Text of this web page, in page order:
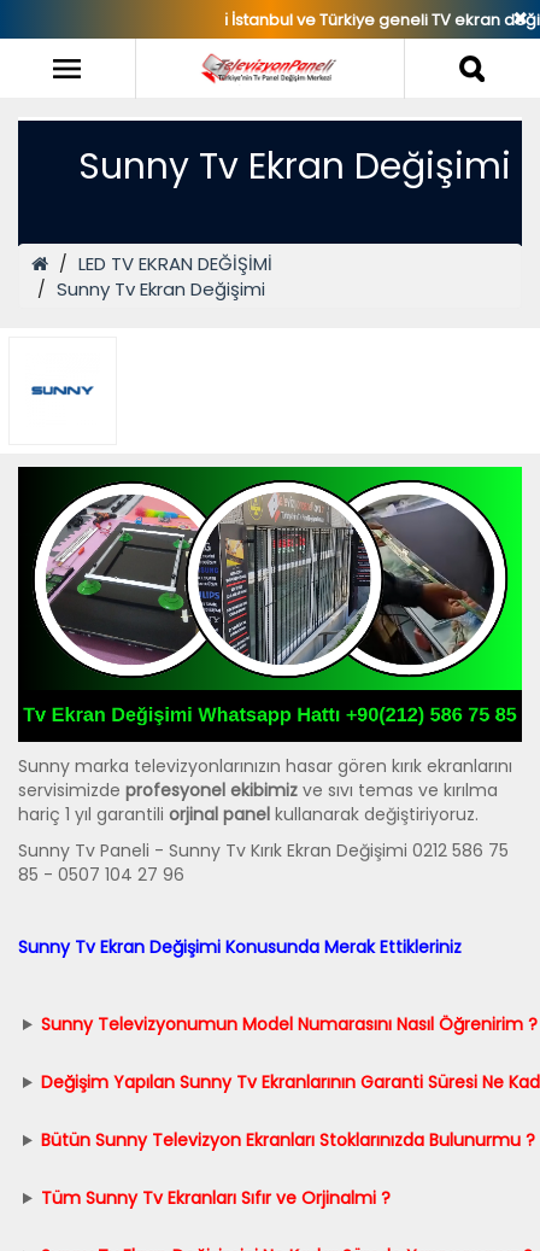
ℹ️ İstanbul ve Türkiye geneli TV ekran değişimi
✖
Sunny Tv Ekran Değişimi
LED TV EKRAN DEĞİŞİMİ
Sunny Tv Ekran Değişimi
Sunny marka televizyonlarınızın hasar gören kırık ekranlarını
servisimizde profesyonel ekibimiz ve sıvı temas ve kırılma
hariç 1 yıl garantili orjinal panel kullanarak değiştiriyoruz.
Sunny Tv Paneli - Sunny Tv Kırık Ekran Değişimi 0212 586 75
85 - 0507 104 27 96
Sunny Tv Ekran Değişimi Konusunda Merak Ettikleriniz
Sunny Televizyonumun Model Numarasını Nasıl Öğrenirim ?
Değişim Yapılan Sunny Tv Ekranlarının Garanti Süresi Ne
Bütün Sunny Televizyon Ekranları Stoklarınızda Bulunurmu ?
Tüm Sunny Tv Ekranları Sıfır ve Orjinalmi ?